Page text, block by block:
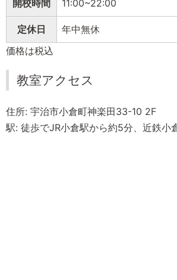
開校時間 11:00~22:00
定休日
年中無休
価格は税込
教室アクセス
住所: 宇治市小倉町神楽田33-10 2F
駅: 徒歩でJR小倉駅から約5分、近鉄小